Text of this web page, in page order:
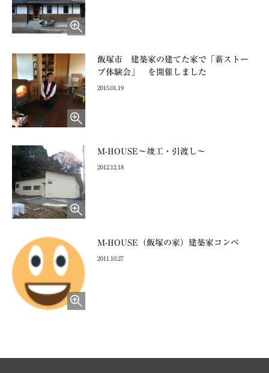
飯塚市 建築家の建てた家で「薪ストー
ブ体験会」 を開催しました
2015.01.19
M-HOUSE～竣工・引渡し～
2012.12.18
M-HOUSE（飯塚の家）建築家コンペ
2011.10.27